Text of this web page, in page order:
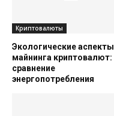
Криптовалюты
Экологические аспекты
майнинга криптовалют:
сравнение
энергопотребления